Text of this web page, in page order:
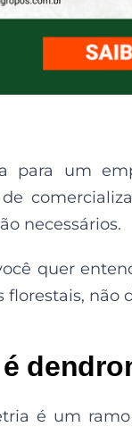
para um
necessários.
quer
florestais, não
é um